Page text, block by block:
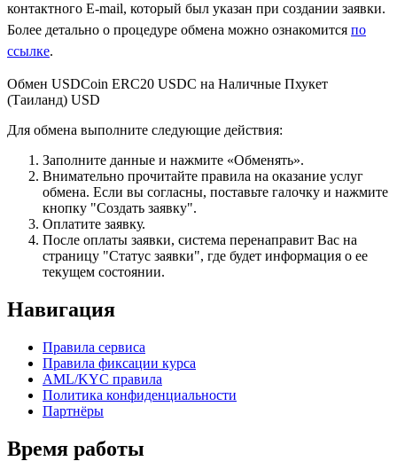
контактного Е-mail, который был указан при создании заявки.
Более детально о процедуре обмена можно ознакомится по
ссылке.
Обмен USDCoin ERC20 USDC на Наличные Пхукет
(Таиланд) USD
Для обмена выполните следующие действия:
Заполните данные и нажмите «Обменять».
Внимательно прочитайте правила на оказание услуг
обмена. Если вы согласны, поставьте галочку и нажмите
кнопку "Создать заявку".
Оплатите заявку.
После оплаты заявки, система перенаправит Вас на
страницу "Статус заявки", где будет информация о ее
текущем состоянии.
Навигация
Правила сервиса
Правила фиксации курса
AML/KYC правила
Политика конфиденциальности
Партнёры
Время работы